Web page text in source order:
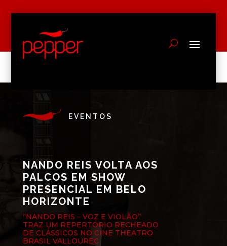
EVENTOS
NANDO REIS VOLTA AOS
PALCOS EM SHOW
PRESENCIAL EM BELO
HORIZONTE
“NANDO REIS – VOZ E VIOLÃO”
TRAZ UM REPERTÓRIO RECHEADO
DE CLÁSSICOS NO CINE THEATRO
BRASIL VALLOUREC